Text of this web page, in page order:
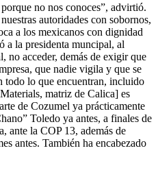
no nos conoces”, advirtió.
autoridades con sobornos,
a los mexicanos con dignidad
a la presidenta muncipal, al
no acceder, demás de exigir que
que nadie vigila y que se
todo lo que encuentran, incluido
matriz de Calica] es
de Cozumel ya prácticamente
Toledo ya antes, a finales de
ante la COP 13, además de
antes. También ha encabezado